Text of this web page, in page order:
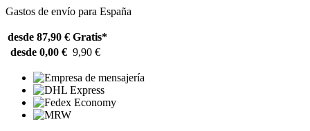
Gastos de envío para España
desde 87,90 € Gratis*
desde 0,00 € 9,90 €